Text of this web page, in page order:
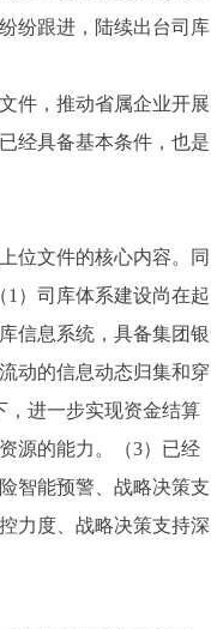
纷跟进，陆续出台司库
件，推动省属企业开展
经具备基本条件，也是
位文件的核心内容。同
）司库体系建设尚在起
信息系统，具备集团银
动的信息动态归集和穿
，进一步实现资金结算
源的能力。（3）已经
智能预警、战略决策支
力度、战略决策支持深